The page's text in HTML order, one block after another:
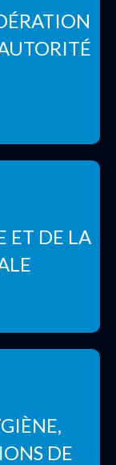
ET DE LA
DE